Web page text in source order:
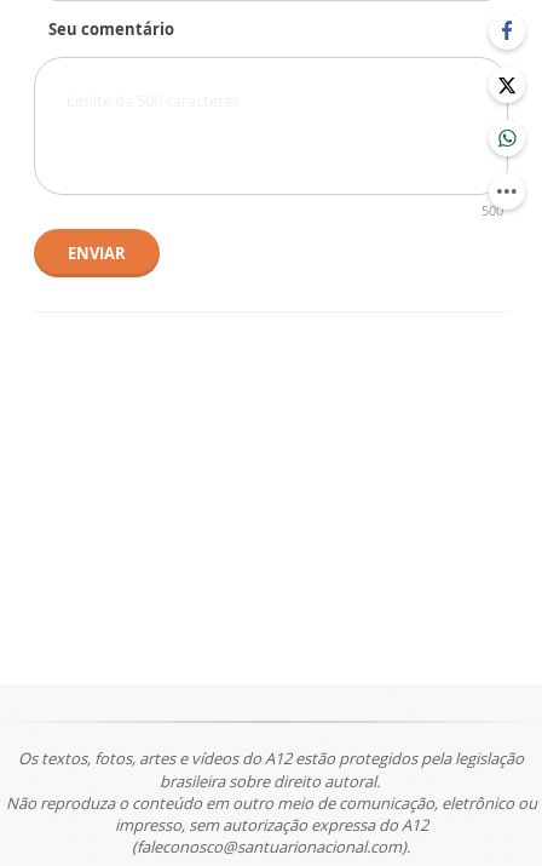
Seu comentário
500
ENVIAR
Os textos, fotos, artes e vídeos do A12 estão protegidos pela legislação
brasileira sobre direito autoral.
Não reproduza o conteúdo em outro meio de comunicação, eletrônico ou
impresso, sem autorização expressa do A12
(faleconosco@santuarionacional.com).